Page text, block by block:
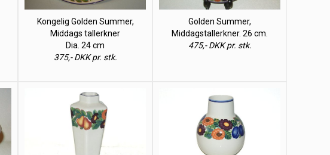
Kongelig Golden Summer,
Middags tallerkner
Dia. 24 cm
375,- DKK pr. stk.
Golden Summer,
Middagstallerkner. 26 cm.
475,- DKK pr. stk.